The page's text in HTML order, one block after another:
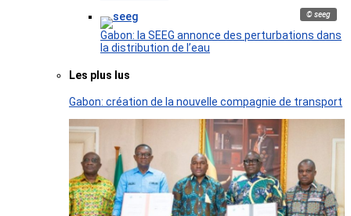
© seeg
Gabon: la SEEG annonce des perturbations dans
la distribution de l’eau
Les plus lus
Gabon: création de la nouvelle compagnie de transport